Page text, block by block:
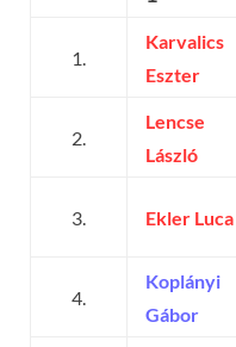
1.
Karvalics
Eszter
2.
Lencse
László
3. Ekler Luca
4.
Koplányi
Gábor